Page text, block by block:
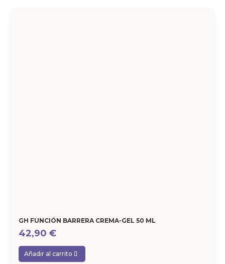
GH FUNCIÓN BARRERA CREMA-GEL 50 ML
42,90€
Añadir al carrito